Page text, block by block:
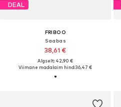
DEAL
FRIBOO
Saabas
38,61 €
Algselt: 42,90 €
Viimane madalaim hind:36,47 €